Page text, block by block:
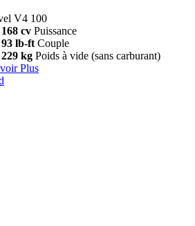
V4 100
168 cv Puissance
93 lb-ft Couple
229 kg Poids à vide (sans carburant)
Plus